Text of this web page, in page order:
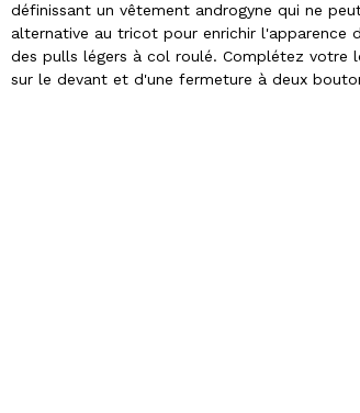
définissant un vêtement androgyne qui ne
alternative au tricot pour enrichir l'apparence
des pulls légers à col roulé. Complétez votre
sur le devant et d'une fermeture à deux